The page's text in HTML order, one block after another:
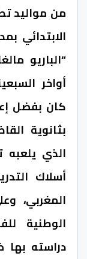
الابتدائي
“الباريو
أواخر
كان بفضل
بثانوية
الذي
أسلاك
المغربي،
الوطنية
دراسته